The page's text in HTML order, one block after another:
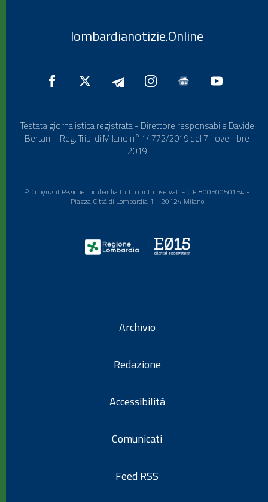
lombardianotizie.Online
Testata giornalistica registrata - Direttore responsabile Davide
Bertani - Reg. Trib. di Milano n° 14772/2019 del 7 novembre
2019
© Copyright Regione Lombardia tutti i diritti riservati - C.F. 80050050154 -
Piazza Città di Lombardia 1 - 20124 Milano
Archivio
Redazione
Accessibilità
Comunicati
Feed RSS